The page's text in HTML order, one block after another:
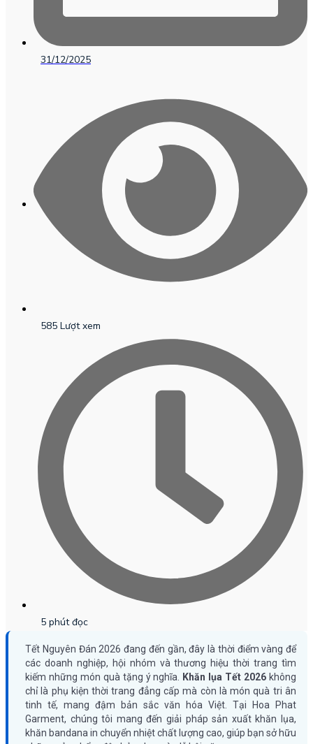
31/12/2025
585 Lượt xem
5 phút đọc
Tết Nguyên Đán 2026 đang đến gần, đây là thời điểm vàng để
các doanh nghiệp, hội nhóm và thương hiệu thời trang tìm
kiếm những món quà tặng ý nghĩa.
Khăn lụa Tết 2026 không
chỉ là phụ kiện thời trang đẳng cấp mà còn là món quà tri ân
tinh tế, mang đậm bản sắc văn hóa Việt. Tại Hoa Phat
Garment, chúng tôi mang đến giải pháp sản xuất khăn lụa,
khăn bandana in chuyển nhiệt chất lượng cao, giúp bạn sở hữu